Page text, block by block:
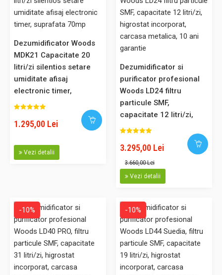
din gama Woods, destinat aplicatiilor casnice. Principiul de
dezumidificare: condensarea. Acest dezumidificator se
opreste automat din functionare cand temperatura din
incapere scade sub 5grade C si reporneste singur cand
temperatura cr..
833,00 Lei
Adaugă în Coş
Comparaţie
Dezumidificator si incalzitor cu rotor Woods WDD90 Ionizare
Control WiFi Capacitate 8 litri/zi 3 Trepte ventilator pentru
temperaturi scazute suprafata 60 mp
Dezumidificatorul Woods WDD90 este un dezumidificator
Dezumidificator Woods
MDK21 Capacitate 20
litri/zi silentios setare
umiditate afisaj
electronic timer,
suprafata 70mp
1.295,00 Lei
Vezi detalii
Dezumidificator si
purificator profesional
Woods LD24 filtru
particule SMF,
capacitate 12 litri/zi,
higrostat incorporat,
carcasa metalica, 10 ani
garantie
3.295,00 Lei
3.660,00 Lei
Vezi detalii
-10% -10%